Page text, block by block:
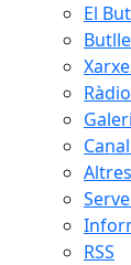
El
RSS